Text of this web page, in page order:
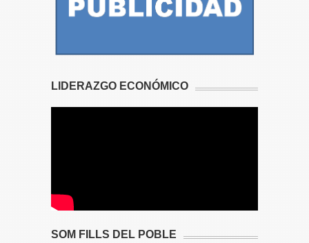
LIDERAZGO ECONÓMICO
SOM FILLS DEL POBLE